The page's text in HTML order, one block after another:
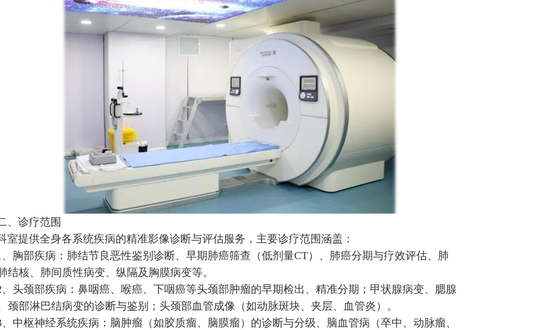
、诊疗范围
室提供全身各系统疾病的精准影像诊断与评估服务，主要诊疗范围涵盖：
、胸部疾病：肺结节良恶性鉴别诊断、早期肺癌筛查（低剂量CT）、肺癌分期与疗效评估、肺
结核、肺间质性病变、纵隔及胸膜病变等。
、头颈部疾病：鼻咽癌、喉癌、下咽癌等头颈部肿瘤的早期检出、精准分期；甲状腺病变、腮腺
颈部淋巴结病变的诊断与鉴别；头颈部血管成像（如动脉斑块、夹层、血管炎）。
、中枢神经系统疾病：脑肿瘤（如胶质瘤、脑膜瘤）的诊断与分级、脑血管病（卒中、动脉瘤、